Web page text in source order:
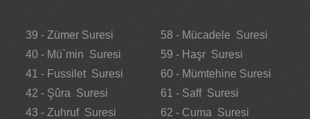
39 - Zümer Suresi
40 - Mü`min Suresi
41 - Fussilet Suresi
42 - Şûra Suresi
43 - Zuhruf Suresi
58 - Mücadele Suresi
59 - Haşr Suresi
60 - Mümtehine Suresi
61 - Saff Suresi
62 - Cuma Suresi